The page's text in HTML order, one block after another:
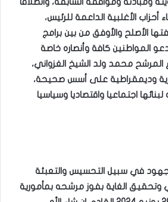
الأغلبية الداعمة للرئيس،
الأصلح والأوفق من بين برامج
المواطنين كافة وأنصاره خاصة
محمد ولد الشيخ الغزواني،
وديمقراطية على أسس صحيحة،
اجتماعيا واقتصاديا وسياسيا
في سبيل التحسيس والتعبئة
الغاية بفوز مرشحه بمأمورية